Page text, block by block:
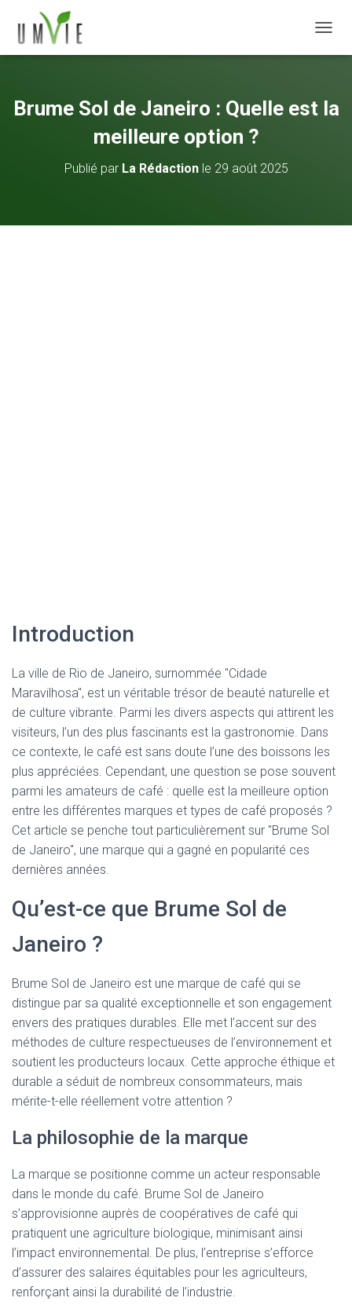
Brume Sol de Janeiro : Quelle est la
meilleure option ?
Publié par La Rédactionle 29 août 2025
Introduction
La ville de Rio de Janeiro, surnommée "Cidade
Maravilhosa", est un véritable trésor de beauté naturelle et
de culture vibrante. Parmi les divers aspects qui attirent les
visiteurs, l’un des plus fascinants est la gastronomie. Dans
ce contexte, le café est sans doute l’une des boissons les
plus appréciées. Cependant, une question se pose souvent
parmi les amateurs de café : quelle est la meilleure option
entre les différentes marques et types de café proposés ?
Cet article se penche tout particulièrement sur "Brume Sol
de Janeiro", une marque qui a gagné en popularité ces
dernières années.
Qu’est-ce que Brume Sol de
Janeiro ?
Brume Sol de Janeiro est une marque de café qui se
distingue par sa qualité exceptionnelle et son engagement
envers des pratiques durables. Elle met l’accent sur des
méthodes de culture respectueuses de l’environnement et
soutient les producteurs locaux. Cette approche éthique et
durable a séduit de nombreux consommateurs, mais
mérite-t-elle réellement votre attention ?
La philosophie de la marque
La marque se positionne comme un acteur responsable
dans le monde du café. Brume Sol de Janeiro
s’approvisionne auprès de coopératives de café qui
pratiquent une agriculture biologique, minimisant ainsi
l’impact environnemental. De plus, l’entreprise s’efforce
d’assurer des salaires équitables pour les agriculteurs,
renforçant ainsi la durabilité de l’industrie.